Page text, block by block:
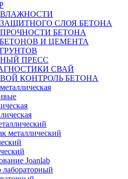
ВЛАЖНОСТИ
СЛОЯ БЕТОНА
БЕТОНА
И ЦЕМЕНТА
ПРЕСС
СВАЙ
КОНТРОЛЬ БЕТОНА
металлический
Joanlab
лабораторный